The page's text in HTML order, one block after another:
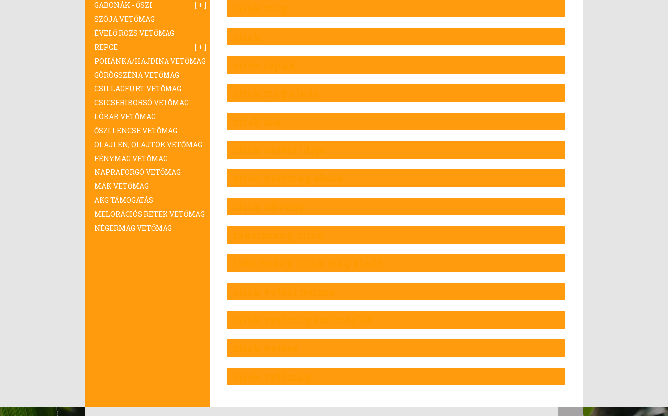
GABONÁK - ŐSZI
SZÓJA VETŐMAG
ÉVELŐ ROZS VETŐMAG
REPCE
POHÁNKA/HAJDINA VETŐMAG
GÖRÖGSZÉNA VETŐMAG
CSILLAGFÜRT VETŐMAG
CSICSERIBORSÓ VETŐMAG
LÓBAB VETŐMAG
ŐSZI LENCSE VETŐMAG
OLAJLEN, OLAJTÖK VETŐMAG
FÉNYMAG VETŐMAG
NAPRAFORGÓ VETŐMAG
MÁK VETŐMAG
AKG TÁMOGATÁS
MELORÁCIÓS RETEK VETŐMAG
NÉGERMAG VETŐMAG